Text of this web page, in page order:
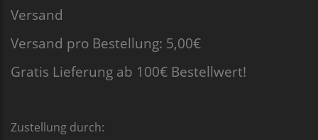
Versand
Versand pro Bestellung: 5,00€
Gratis Lieferung ab 100€ Bestellwert!
Zustellung durch: